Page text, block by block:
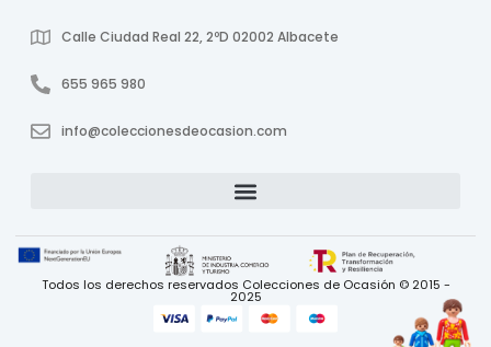
Calle Ciudad Real 22, 2ºD 02002 Albacete
655 965 980
info@coleccionesdeocasion.com
Todos los derechos reservados Colecciones de Ocasión © 2015 -
2025